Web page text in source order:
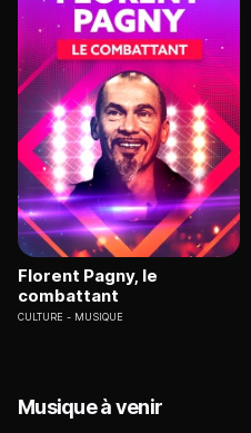
Florent Pagny, le
combattant
CULTURE MUSIQUE
Musique à venir